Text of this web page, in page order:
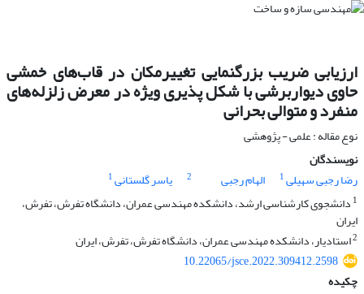
ارزیابی ضریب بزرگنمایی تغییرمکان در قاب‌های خمشی
حاوی دیواربرشی با شکل پذیری ویژه در معرض زلزله‌های
منفرد و متوالی بحرانی
نوع مقاله : علمی - پژوهشی
نویسندگان
رضا رجبی سهیلی1 الهام رجبی 2 یاسر گلستانی1
1 دانشجوی کارشناسی ارشد، دانشکده مهندسی عمران، دانشگاه تفرش، تفرش،
ایران
2استادیار، دانشکده مهندسی عمران، دانشگاه تفرش، تفرش، ایران
10.22065/jsce.2022.309412.2598
چکیده